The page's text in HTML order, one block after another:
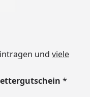
Look
und viele
*